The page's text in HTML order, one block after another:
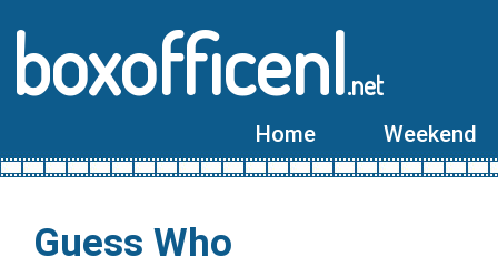
boxofficenl.net
Home Weekend
Guess Who